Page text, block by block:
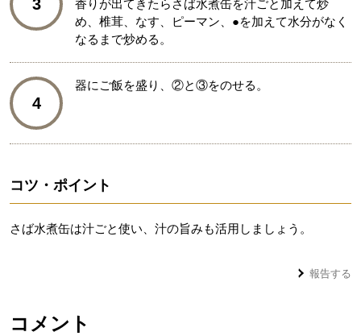
3
香りが出てきたらさば水煮缶を汁ごと加えて炒
め、椎茸、なす、ピーマン、●を加えて水分がなく
なるまで炒める。
4
器にご飯を盛り、②と③をのせる。
コツ・ポイント
さば水煮缶は汁ごと使い、汁の旨みも活用しましょう。
報告する
コメント